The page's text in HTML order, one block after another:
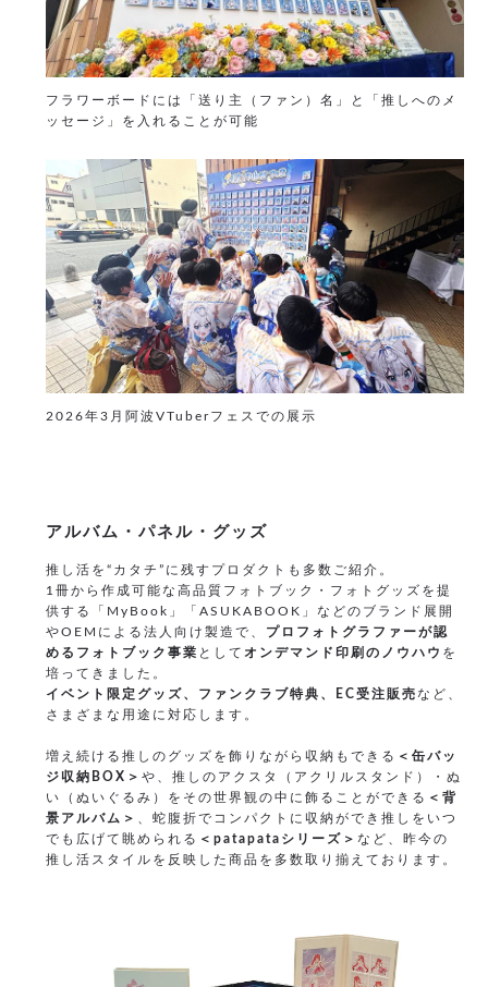
フラワーボードには「送り主（ファン）名」と「推しへのメ
ッセージ」を入れることが可能
2026年3月阿波VTuberフェスでの展示
アルバム・パネル・グッズ
推し活を“カタチ”に残すプロダクトも多数ご紹介。
1冊から作成可能な高品質フォトブック・フォトグッズを提
供する「MyBook」「ASUKABOOK」などのブランド展開
やOEMによる法人向け製造で、 プロフォトグラファーが認
めるフォトブック事業 としてオンデマンド印刷のノウハウ を
培ってきました。
イベント限定グッズ、ファンクラブ特典、EC受注販売など、
さまざまな用途に対応します。
増え続ける推しのグッズを飾りながら収納もできる ＜缶バッ
ジ収納BOX＞や、推しのアクスタ（アクリルスタンド）・ぬ
い（ぬいぐるみ）をその世界観の中に飾ることができる ＜背
景アルバム＞
、蛇腹折でコンパクトに収納ができ推しをいつ
でも広げて眺められる ＜patapataシリーズ＞など、昨今の
推し活スタイルを反映した商品を多数取り揃えております。